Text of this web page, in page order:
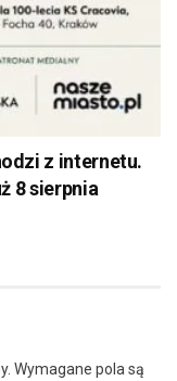
z internetu.
8 sierpnia
Wymagane pola są